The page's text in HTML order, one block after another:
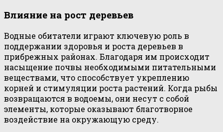
Влияние на рост деревьев
Водные обитатели играют ключевую роль в
поддержании здоровья и роста деревьев в
прибрежных районах. Благодаря им происходит
насыщение почвы необходимыми питательными
веществами, что способствует укреплению
корней и стимуляции роста растений. Когда рыбы
возвращаются в водоемы, они несут с собой
элементы, которые оказывают благотворное
воздействие на окружающую среду.